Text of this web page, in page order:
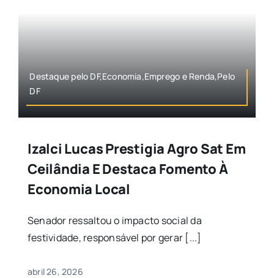
Destaque pelo DF,Economia,Emprego e Renda,Pelo
DF
Izalci Lucas Prestigia Agro Sat Em
Ceilândia E Destaca Fomento À
Economia Local
Senador ressaltou o impacto social da
festividade, responsável por gerar [...]
abril 26, 2026